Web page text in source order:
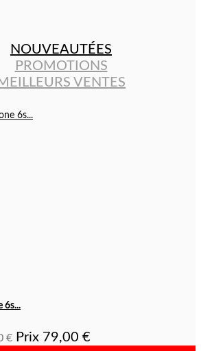
NOUVEAUTÉES
PROMOTIONS
VENTES
6s...
€ Prix 79,00 €